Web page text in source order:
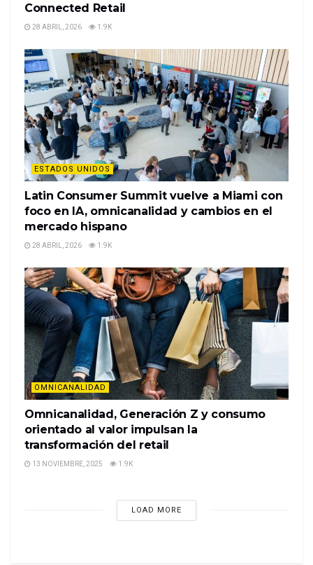
Connected Retail
28 ABRIL, 2026 1.9K
ESTADOS UNIDOS
Latin Consumer Summit vuelve a Miami con
foco en IA, omnicanalidad y cambios en el
mercado hispano
28 ABRIL, 2026 1.9K
OMNICANALIDAD
Omnicanalidad, Generación Z y consumo
orientado al valor impulsan la
transformación del retail
13 NOVIEMBRE, 2025 1.9K
LOAD MORE